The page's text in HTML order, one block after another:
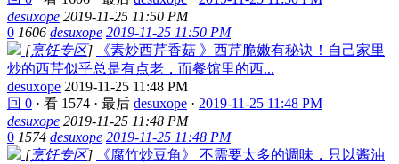
desuxope 2019-11-25 11:50 PM
0 1606 desuxope 2019-11-25 11:50 PM
[烹饪专区]
《素炒西芹香菇 》西芹脆嫩有秘诀！自己家里
炒的西芹似乎总是有点老，而餐馆里的西...
desuxope 2019-11-25 11:48 PM
回 0 · 看 1574 · 最后 desuxope · 2019-11-25 11:48 PM
desuxope 2019-11-25 11:48 PM
0 1574 desuxope 2019-11-25 11:48 PM
[烹饪专区]
《腐竹炒豆角》 不需要太多的调味，只以酱油